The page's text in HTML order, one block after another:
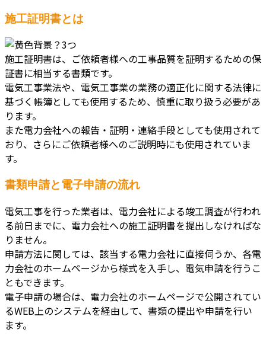
施工証明書とは
施工証明書は、ご依頼者様への工事品質を証明するための保
証書に相当する書類です。
電気工事業法や、電気工事業の業務の適正化に関する法律に
基づく帳簿としても使用するため、慎重に取り扱う必要があ
ります。
また電力会社への報告・証明・連絡手段としても使用されて
おり、さらにご依頼者様へのご説明時にも使用されていま
す。
書類申請と電子申請の流れ
電気工事を行った業者は、電力会社による竣工調査が行われ
る前日までに、電力会社への施工証明書を提出しなければな
りません。
申請方法に関しては、該当する電力会社に直接伺うか、各電
力会社のホームページから様式を入手し、電気申請を行うこ
ともできます。
電子申請の場合は、電力会社のホームページで公開されてい
るWEB上のシステムを経由して、書類の提出や申請を行い
ます。